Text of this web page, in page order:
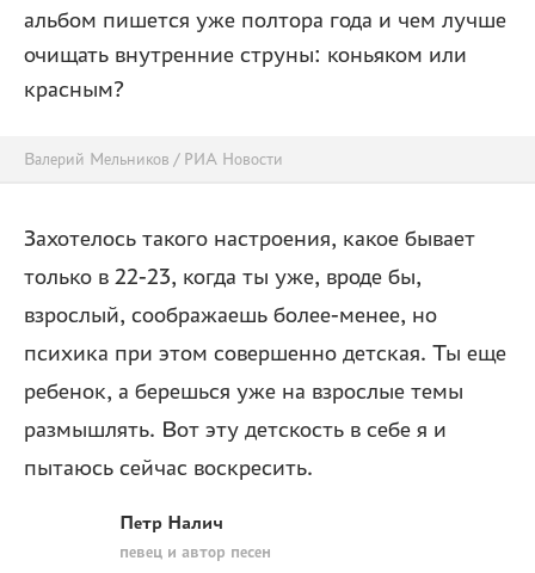
альбом пишется уже полтора года и чем лучше
очищать внутренние струны: коньяком или
красным?
Валерий Мельников / РИА Новости
Захотелось такого настроения, какое бывает
только в 22-23, когда ты уже, вроде бы,
взрослый, соображаешь более-менее, но
психика при этом совершенно детская. Ты еще
ребенок, а берешься уже на взрослые темы
размышлять. Вот эту детскость в себе я и
пытаюсь сейчас воскресить.
Петр Налич
певец и автор песен